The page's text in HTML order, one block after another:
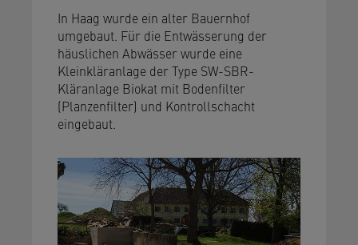
In Haag wurde ein alter Bauernhof
umgebaut. Für die Entwässerung der
häuslichen Abwässer wurde eine
Kleinkläranlage der Type SW-SBR-
Kläranlage Biokat mit Bodenfilter
(Planzenfilter) und Kontrollschacht
eingebaut.